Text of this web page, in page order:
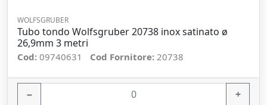
WOLFSGRUBER
Tubo tondo Wolfsgruber 20738 inox satinato ø
26,9mm 3 metri
Cod: 09740631 Cod Fornitore: 20738
− +